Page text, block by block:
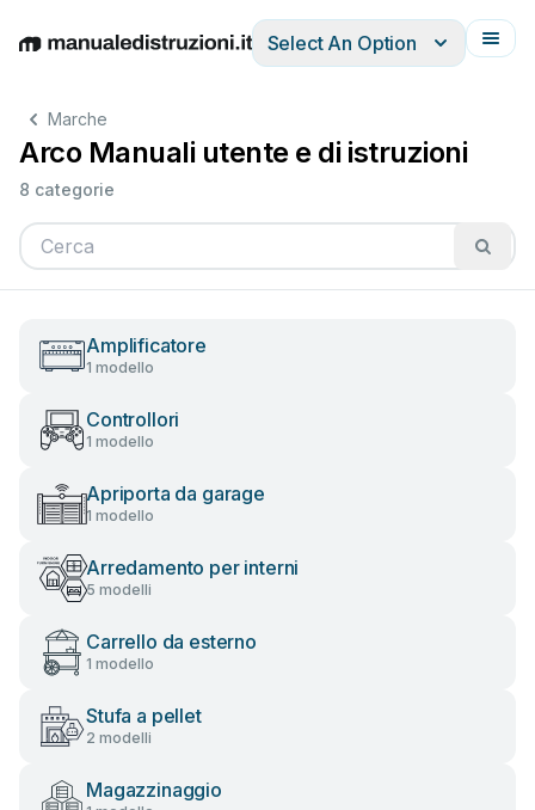
EnglishDeutschEspañolItalianoFrançais
Select An Option
Marche
Arco Manuali utente e di istruzioni
8 categorie
Amplificatore
1 modello
Controllori
1 modello
Apriporta da garage
1 modello
Arredamento per interni
5 modelli
Carrello da esterno
1 modello
Stufa a pellet
2 modelli
Magazzinaggio